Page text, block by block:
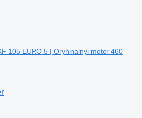
105 EURO 5 | Oryhinalnyi motor 460